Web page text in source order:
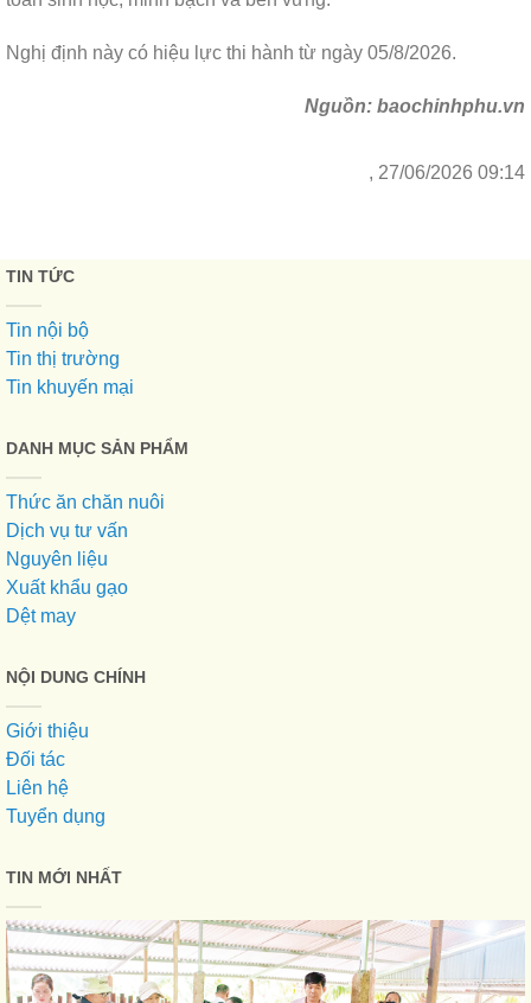
Nghị định này có hiệu lực thi hành từ ngày 05/8/2026.
Nguồn: baochinhphu.vn
, 27/06/2026 09:14
TIN TỨC
Tin nội bộ
Tin thị trường
Tin khuyến mại
DANH MỤC SẢN PHẨM
Thức ăn chăn nuôi
Dịch vụ tư vấn
Nguyên liệu
Xuất khẩu gạo
Dệt may
NỘI DUNG CHÍNH
Giới thiệu
Đối tác
Liên hệ
Tuyển dụng
TIN MỚI NHẤT